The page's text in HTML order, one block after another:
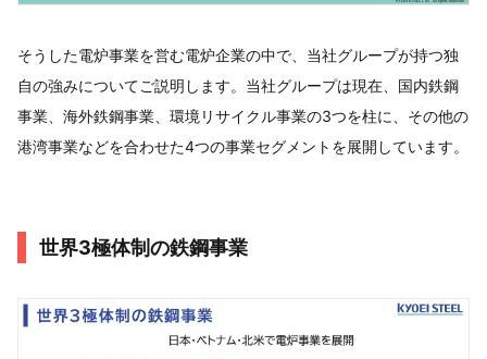
そうした電炉事業を営む電炉企業の中で、当社グループが持つ独
自の強みについてご説明します。当社グループは現在、国内鉄鋼
事業、海外鉄鋼事業、環境リサイクル事業の3つを柱に、その他の
港湾事業などを合わせた4つの事業セグメントを展開しています。
世界3極体制の鉄鋼事業